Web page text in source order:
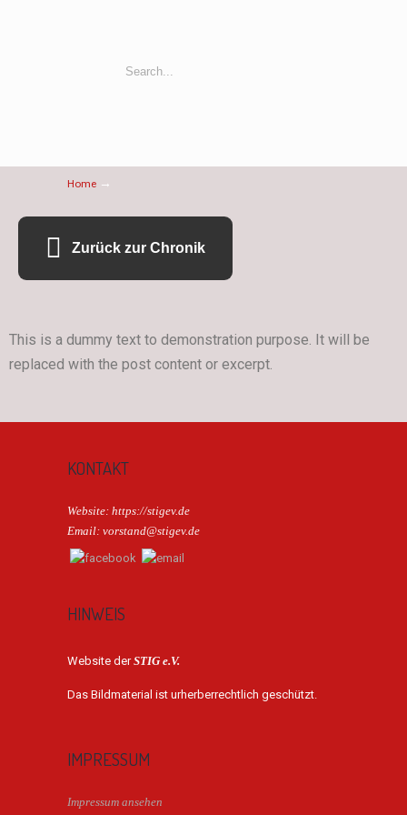
Home →
Zurück zur Chronik
This is a dummy text to demonstration purpose. It will be
replaced with the post content or excerpt.
KONTAKT
Website: https://stigev.de
Email: vorstand@stigev.de
HINWEIS
Website derSTIG e.V.
Das Bildmaterial ist urherberrechtlich geschützt.
IMPRESSUM
Impressum ansehen